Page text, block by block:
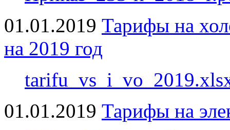
01.01.2019 Тарифы на
на 2019 год
01.01.2019 Тарифы на